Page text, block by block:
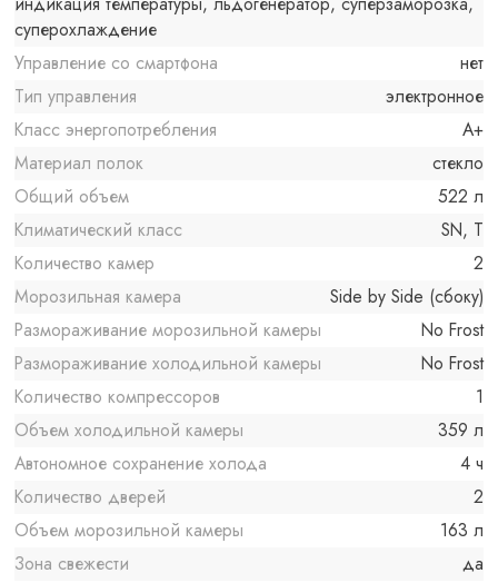
суперохлаждение
Управление со смартфона
нет
Тип управления
электронное
Класс энергопотребления
A+
Материал полок
стекло
Общий объем
522 л
Климатический класс
SN, T
Количество камер
2
Морозильная камера
Side by Side (сбоку)
Размораживание морозильной камеры
No Frost
Размораживание холодильной камеры
No Frost
Количество компрессоров
1
Объем холодильной камеры
359 л
Автономное сохранение холода
4 ч
Количество дверей
2
Объем морозильной камеры
163 л
Зона свежести
да